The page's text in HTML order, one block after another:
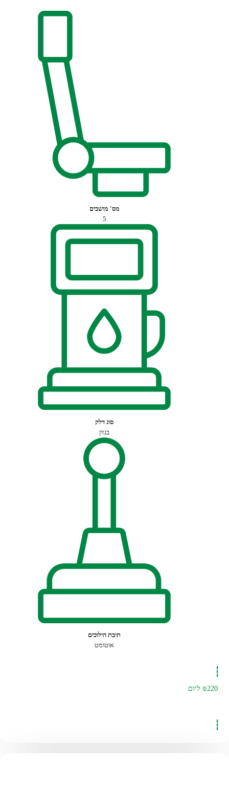
מס' מושבים
סוג דלק
בנזין
תיבת הילוכים
אוטומט
₪220ליום